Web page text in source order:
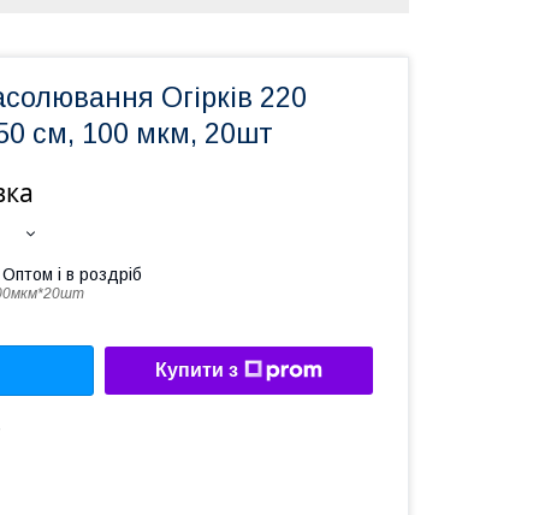
Огірків 220
см, 100 мкм, 20шт
Оптом і в роздріб
Купити з